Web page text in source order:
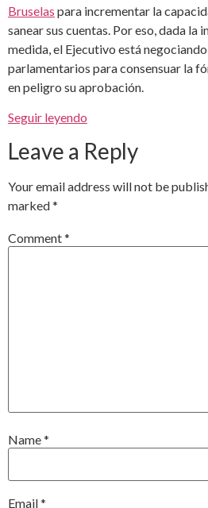
Bruselas para incrementar la
sanear sus cuentas. Por eso, dada la
medida, el Ejecutivo está
parlamentarios para consensuar la
en peligro su aprobación.
Seguir leyendo
Leave a Reply
Your email address will not be
marked*
Comment*
Name*
Email*